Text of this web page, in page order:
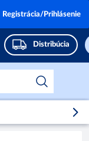
Distribúcia
Registrácia/Prihlásenie